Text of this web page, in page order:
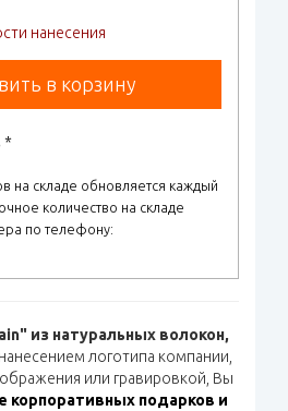
нанесения
в корзину
*
на складе обновляется каждый
количество на складе
по телефону:
из натуральных волокон,
нанесением логотипа компании,
или гравировкой, Вы
корпоративных подарков и